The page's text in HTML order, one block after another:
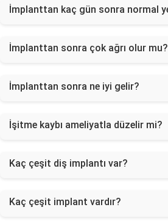
İmplanttan kaç gün sonra normal
İmplanttan sonra çok ağrı olur mu?
İmplanttan sonra ne iyi gelir?
İşitme kaybı ameliyatla düzelir mi?
Kaç çeşit diş implantı var?
Kaç çeşit implant vardır?